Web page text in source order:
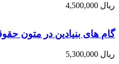
ریال
گام های بنیادین در متون
ریال